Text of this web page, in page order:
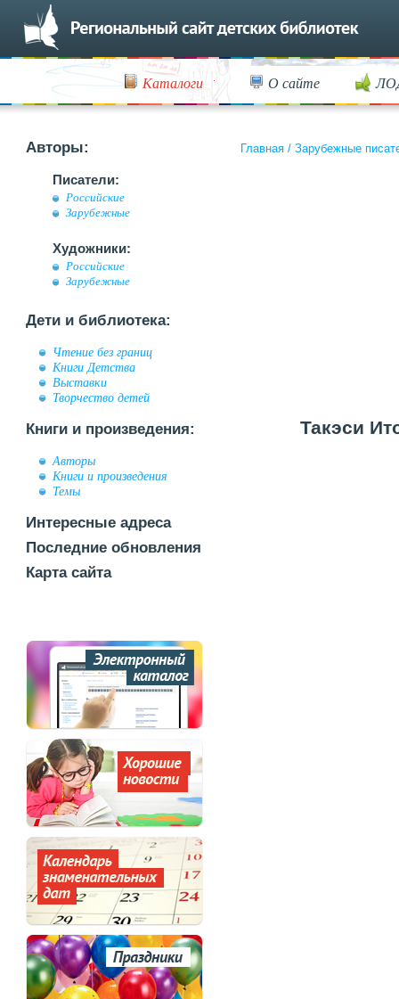
Каталоги О сайте
Авторы:
Писатели:
Российские
Зарубежные
Художники:
Российские
Зарубежные
Дети и библиотека:
Чтение без границ
Книги Детства
Выставки
Творчество детей
Книги и произведения:
Авторы
Книги и произведения
Темы
Интересные адреса
Последние обновления
Карта сайта
Главная / Зарубежные
Такэси